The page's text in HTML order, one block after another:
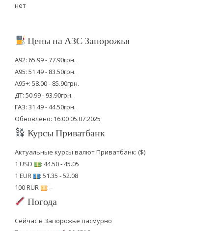
нет
Цены на АЗС Запорожья
А92: 65.99 - 77.90грн.
А95: 51.49 - 83.50грн.
А95+: 58.00 - 85.90грн.
ДТ: 50.99 - 93.90грн.
ГАЗ: 31.49 - 44.50грн.
Обновлено: 16:00 05.07.2025
Курсы Приватбанк
Актуальные курсы валют Приватбанк: ($)
1 USD
: 44.50 - 45.05
1 EUR
: 51.35 - 52.08
100 RUR
: -
Погода
Сейчас в Запорожье пасмурно